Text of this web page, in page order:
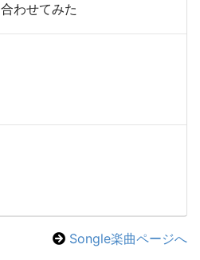
わせてみた
Songle楽曲ページへ